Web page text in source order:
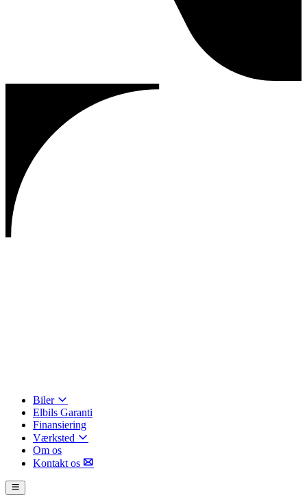
Biler
Elbils Garanti
Finansiering
Værksted
Om os
Kontakt os